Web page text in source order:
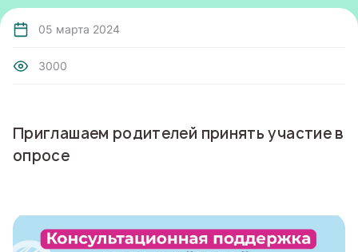
05 марта 2024
3000
Приглашаем родителей принять участие в
опросе